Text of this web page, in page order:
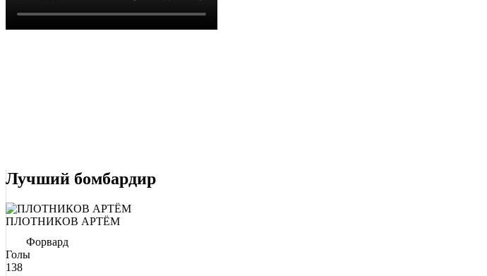
Лучший бомбардир
ПЛОТНИКОВ АРТЁМ
Форвард
Голы
138